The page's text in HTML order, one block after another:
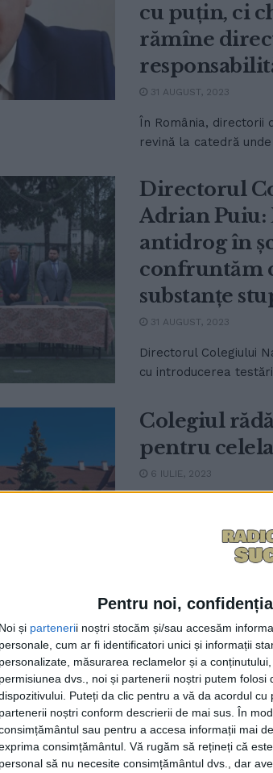
Pentru noi,
Noi și partenerii noștri stocăm și/sau accesăm
personale, cum ar fi identificatori unici și informații
personalizate, măsurarea reclamelor și a
permisiunea dvs., noi și partenerii noștri putem
Puteți da clic pentru a vă da acordul
partenerii noștri conform descrierii de mai sus. În
sau pentru a accesa informații mai
consimțământul. Vă rugăm să rețineți că
personal să nu necesite consimțământul dvs., dar
cu puțin, ci
rămîne
31 AUGUST, 2023
În România, directorii
revină la catedră unde
Directorul
Adrian Puiu:
antidrog în
confruntăm
substanțe
31 AUGUST, 2023
Directorul Colegiului
cu introducerea
Colegiul
pentru
6 IULIE, 2023
Nici bine nu au fost
Hurmuzachi”, Adrian
99,11%, rata
Național
examenul
3 IULIE, 2023
225 din 227 de